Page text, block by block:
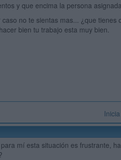
y que encima la persona
no te sientas mas... ¿que
bien tu trabajo esta muy bien.
mí esta situación es frustrante,